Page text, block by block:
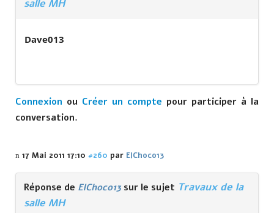
salle MH
Dave013
Connexion ou Créer un compte pour participer à la
conversation.
17 Mai 2011 17:10 #260 par ElChoco13
Réponse de ElChoco13 sur le sujet Travaux de la
salle MH